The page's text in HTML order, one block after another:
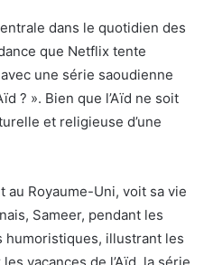
dans le quotidien des
que Netflix tente
une série saoudienne
? ». Bien que l’Aïd ne soit
et religieuse d’une
au Royaume-Uni, voit sa vie
Sameer, pendant les
humoristiques, illustrant les